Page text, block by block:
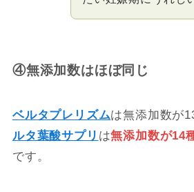
④無添加数はほぼ同じ
ベルタプレリズムは無添加数が
ルタ葉酸サプリ は無添加数が14
です。